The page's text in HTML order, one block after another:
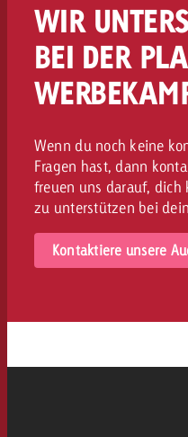
WIR
BEI DER
Wenn du noch keine
Fragen hast, dann
freuen uns darauf,
zu unterstützen bei
Kontaktiere unsere